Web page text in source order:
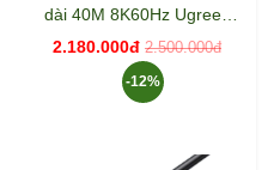
dài 40M 8K60Hz Ugreen
55509 HD183
2.180.000đ 2.500.000đ
-12%